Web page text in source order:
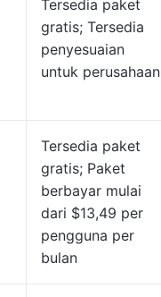
Tersedia paket
gratis; Tersedia
penyesuaian
untuk perusahaan
Tersedia paket
gratis; Paket
berbayar mulai
dari $13,49 per
pengguna per
bulan